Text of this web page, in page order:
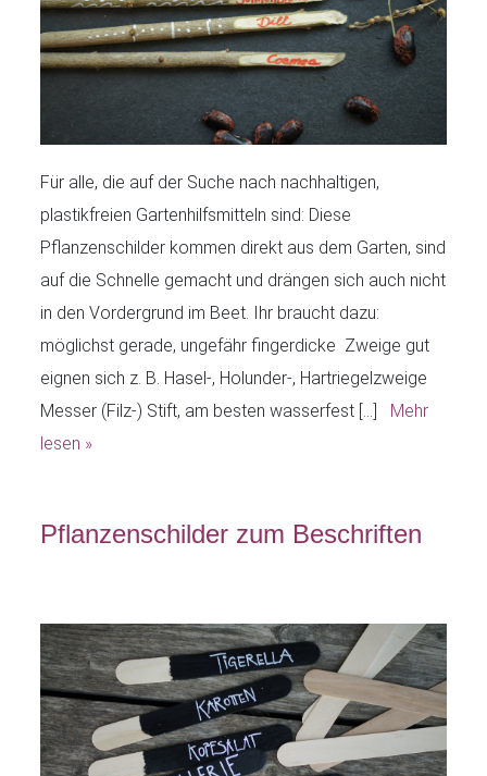
Für alle, die auf der Suche nach nachhaltigen,
plastikfreien Gartenhilfsmitteln sind: Diese
Pflanzenschilder kommen direkt aus dem Garten, sind
auf die Schnelle gemacht und drängen sich auch nicht
in den Vordergrund im Beet. Ihr braucht dazu:
möglichst gerade, ungefähr fingerdicke Zweige gut
eignen sich z. B. Hasel-, Holunder-, Hartriegelzweige
Messer (Filz-) Stift, am besten wasserfest […] Mehr
lesen »
Pflanzenschilder zum Beschriften